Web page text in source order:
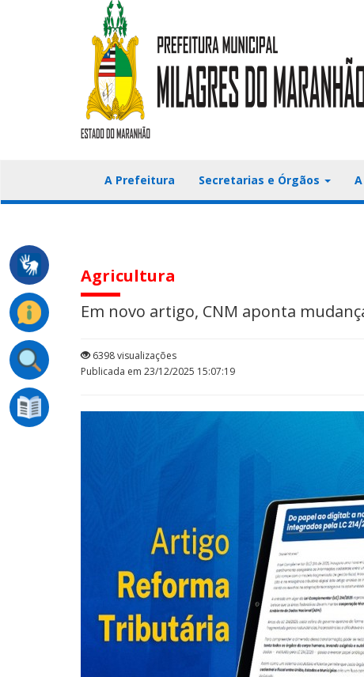
A Prefeitura Secretarias e Órgãos
Agricultura
Em novo artigo, CNM aponta
6398 visualizações
Publicada em 23/12/2025 15:07:19